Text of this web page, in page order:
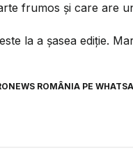
frumos și care are
este la a șasea ediție.
ROMÂNIA PE